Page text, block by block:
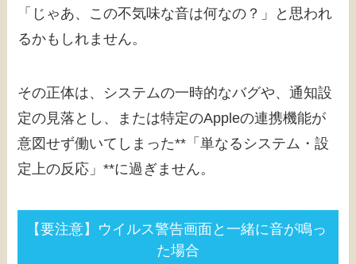
「じゃあ、この不気味な音は何なの？」と思われ
るかもしれません。
その正体は、システムの一時的なバグや、通知設
定の見落とし、または特定のAppleの連携機能が
意図せず働いてしまった**「単なるシステム・設
定上の反応」**に過ぎません。
【要注意】ウイルス警告画面と一緒に音が鳴っ
た場合